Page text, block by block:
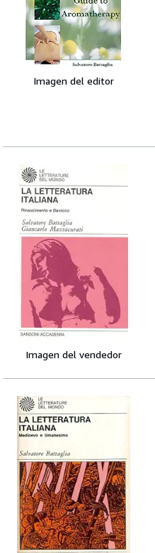
Imagen del editor
Imagen del vendedor